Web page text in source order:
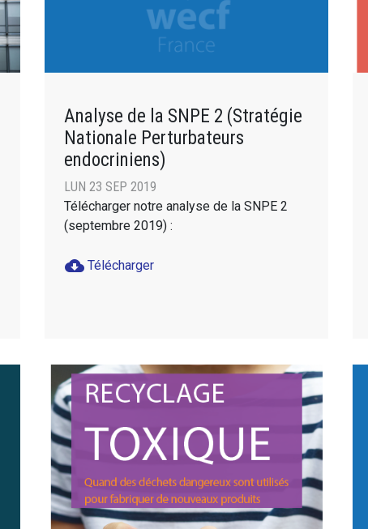
Analyse de la SNPE 2 (Stratégie
Nationale Perturbateurs
endocriniens)
LUN 23 SEP 2019
Télécharger notre analyse de la SNPE 2
(septembre 2019) :
cloud_download Télécharger